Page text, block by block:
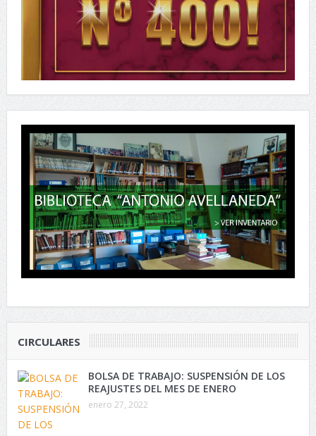
CIRCULARES
BOLSA DE TRABAJO: SUSPENSIÓN DE LOS
REAJUSTES DEL MES DE ENERO
enero 27, 2022